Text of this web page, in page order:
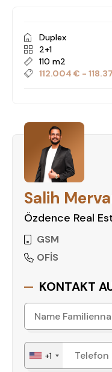
Duplex
2+1
110 m2
112.004 € -
Salih
Özdence Real
GSM
OFİS
KONTAKT
+1